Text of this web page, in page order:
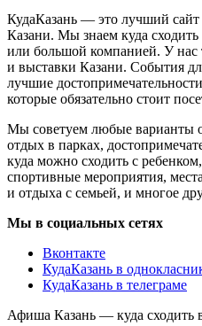
КудаКазань — это лучший
Казани. Мы знаем куда
или большой компанией. У нас
и выставки Казани. События
лучшие
которые обязательно стоит
Мы советуем любые варианты
отдых в парках,
куда можно сходить с
спортивные мероприятия,
и отдыха с семьей, и многое
Мы в социальных сетях
Вконтакте
КудаКазань в
КудаКазань в телеграме
Афиша Казань — куда сходить